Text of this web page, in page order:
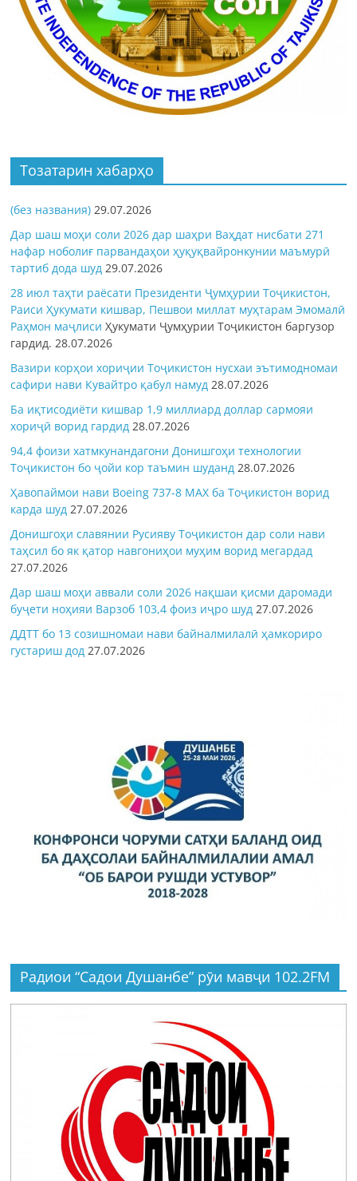
Тозатарин хабарҳо
(без названия) 29.07.2026
Дар шаш моҳи соли 2026 дар шаҳри Ваҳдат нисбати 271
нафар ноболиғ парвандаҳои ҳуқуқвайронкунии маъмурӣ
тартиб дода шуд 29.07.2026
28 июл таҳти раёсати Президенти Ҷумҳурии Тоҷикистон,
Раиси Ҳукумати кишвар, Пешвои миллат муҳтарам Эмомалӣ
Раҳмон маҷлисиҲукумати Ҷумҳурии Тоҷикистон баргузор
гардид.28.07.2026
Вазири корҳои хориҷии Тоҷикистон нусхаи эътимодномаи
сафири нави Кувайтро қабул намуд 28.07.2026
Ба иқтисодиёти кишвар 1,9 миллиард доллар сармояи
хориҷӣ ворид гардид 28.07.2026
94,4 фоизи хатмкунандагони Донишгоҳи технологии
Тоҷикистон бо ҷойи кор таъмин шуданд 28.07.2026
Ҳавопаймои нави Boeing 737-8 MAX ба Тоҷикистон ворид
карда шуд 27.07.2026
Донишгоҳи славянии Русияву Тоҷикистон дар соли нави
таҳсил бо як қатор навгониҳои муҳим ворид мегардад
27.07.2026
Дар шаш моҳи аввали соли 2026 нақшаи қисми даромади
буҷети ноҳияи Варзоб 103,4 фоиз иҷро шуд 27.07.2026
ДДТТ бо 13 созишномаи нави байналмилалӣ ҳамкориро
густариш дод 27.07.2026
Радиои “Садои Душанбе” рӯи мавҷи 102.2FM